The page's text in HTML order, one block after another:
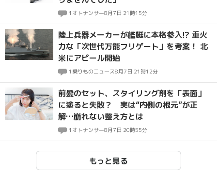
1 オトナンサー8月7日 21時15分
陸上兵器メーカーが艦艇に本格参入!? 重火
力な「次世代万能フリゲート」を考案！ 北
米にアピール開始
1 乗りものニュース8月7日 21時12分
前髪のセット、スタイリング剤を「表面」
に塗ると失敗？ 実は“内側の根元”が正
解…崩れない整え方とは
1 オトナンサー8月7日 20時55分
もっと見る